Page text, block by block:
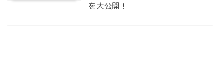
を大公開！